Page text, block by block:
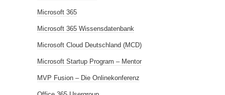
Microsoft 365
Microsoft 365 Wissensdatenbank
Microsoft Cloud Deutschland (MCD)
Microsoft Startup Program – Mentor
MVP Fusion – Die Onlinekonferenz